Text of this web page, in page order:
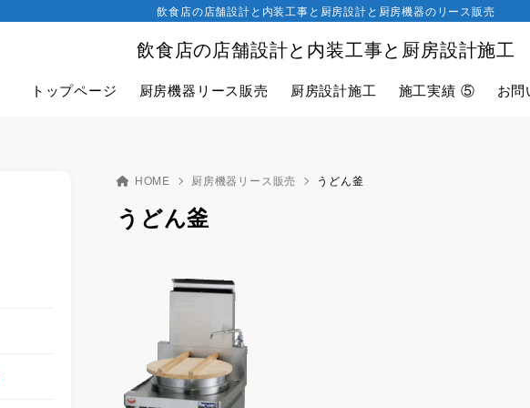
飲食店の店舗設計と内装工事と厨房設計施工
飲食店の店舗設計と内装工事と厨房設計と厨房機器のリース販売
トップページ 厨房機器リース販売 厨房設計施工 施工実績 ⑤ お
HOME 厨房機器リース販売 うどん釜
うどん釜